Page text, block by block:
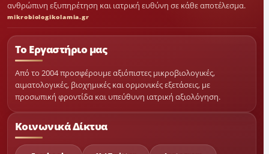
ανθρώπινη εξυπηρέτηση και ιατρική ευθύνη σε κάθε αποτέλεσμα.
mikrobiologikolamia.gr
Το Εργαστήριο μας
Από το 2004 προσφέρουμε αξιόπιστες μικροβιολογικές,
αιματολογικές, βιοχημικές και ορμονικές εξετάσεις, με
προσωπική φροντίδα και υπεύθυνη ιατρική αξιολόγηση.
Κοινωνικά Δίκτυα